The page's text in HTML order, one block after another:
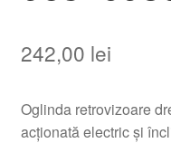
242,00 lei
Oglinda retrovizoare
acționată electric și